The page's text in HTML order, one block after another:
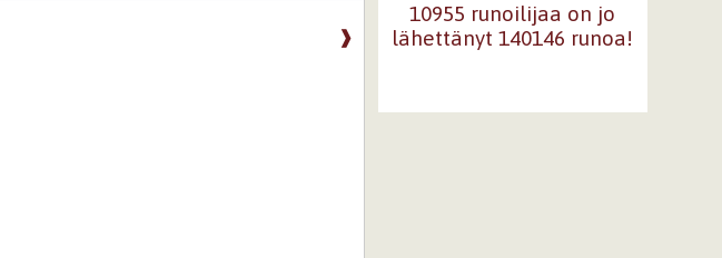
❱
10955 runoilijaa on jo
lähettänyt 140146 runoa!